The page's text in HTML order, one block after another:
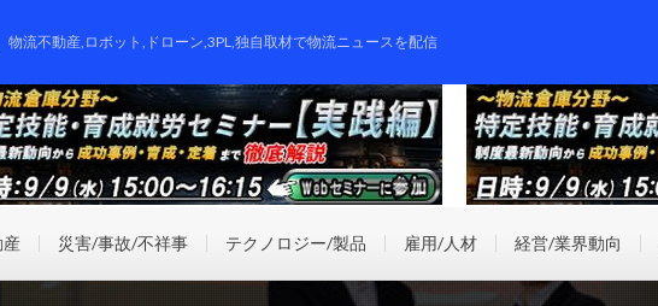
物流不動産,ロボット,ドローン,3PL,独自取材で物流ニュースを配信
産 災害/事故/不祥事 テクノロジー/製品 雇用/人材 経営/業界動向